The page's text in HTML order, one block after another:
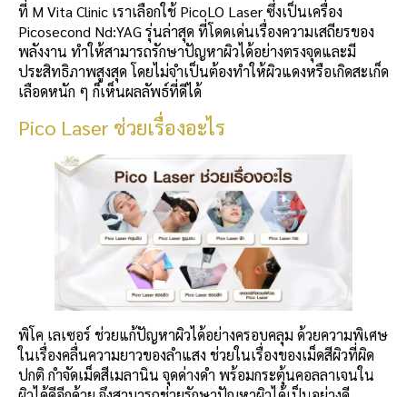
ที่ M Vita Clinic เราเลือกใช้ PicoLO Laser ซึ่งเป็นเครื่อง
Picosecond Nd:YAG รุ่นล่าสุด ที่โดดเด่นเรื่องความเสถียรของ
พลังงาน ทำให้สามารถรักษาปัญหาผิวได้อย่างตรงจุดและมี
ประสิทธิภาพสูงสุด โดยไม่จำเป็นต้องทำให้ผิวแดงหรือเกิดสะเก็ด
เลือดหนัก ๆ ก็เห็นผลลัพธ์ที่ดีได้
Pico Laser ช่วยเรื่องอะไร
พิโค เลเซอร์ ช่วยแก้ปัญหาผิวได้อย่างครอบคลุม ด้วยความพิเศษ
ในเรื่องคลื่นความยาวของลำแสง ช่วยในเรื่องของเม็ดสีผิวที่ผิด
ปกติ กำจัดเม็ดสีเมลานิน จุดด่างดำ พร้อมกระตุ้นคอลลาเจนใน